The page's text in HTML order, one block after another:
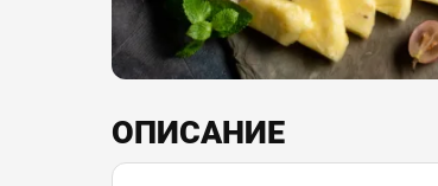
ОПИСАНИЕ